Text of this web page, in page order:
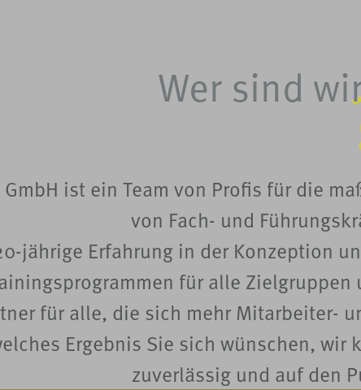
Wer sind
GmbH ist ein Team von Profis für die
von Fach- und
jährige Erfahrung in der Konzeption
für alle
für alle, die sich mehr Mitarbeiter-
Ergebnis Sie sich wünschen, wir
zuverlässig und auf den